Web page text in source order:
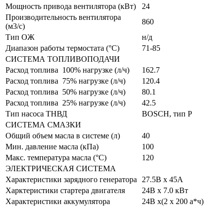
Мощность привода вентилятора (кВт)
24
Производительность вентилятора
(м3/c)
860
Тип ОЖ
н/д
Диапазон работы термостата (°C)
71-85
СИСТЕМА ТОПЛИВОПОДАЧИ
Расход топлива 100% нагрузке (л/ч)
162.7
Расход топлива 75% нагрузке (л/ч)
120.4
Расход топлива 50% нагрузке (л/ч)
80.1
Расход топлива 25% нагрузке (л/ч)
42.5
Тип насоса ТНВД
BOSCH, тип Р
СИСТЕМА СМАЗКИ
Общий объем масла в системе (л)
40
Мин. давление масла (кПа)
100
Макс. температура масла (°C)
120
ЭЛЕКТРИЧЕСКАЯ СИСТЕМА
Характеристики зарядного генератора
27.5В х 45А
Харктеристики стартера двигателя
24В х 7.0 кВт
Характеристики аккумулятора
24В х(2 х 200 а*ч)